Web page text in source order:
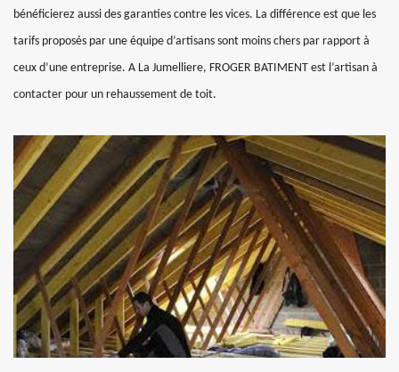
bénéficierez aussi des garanties contre les vices. La différence est que les
tarifs proposés par une équipe d’artisans sont moins chers par rapport à
ceux d’une entreprise. A La Jumelliere, FROGER BATIMENT est l’artisan à
contacter pour un rehaussement de toit.